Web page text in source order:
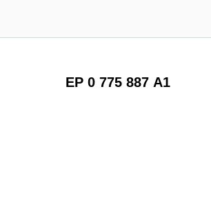
EP 0 775 887 A1